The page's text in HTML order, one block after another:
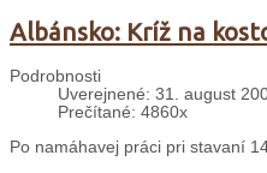
Albánsko: Kríž na
Podrobnosti
Uverejnené: 31. august
Prečítané: 4860x
Po namáhavej práci pri stavaní